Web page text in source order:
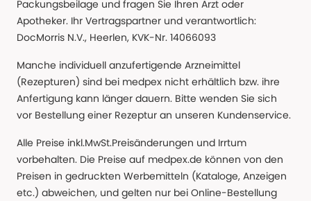
Packungsbeilage und fragen Sie Ihren Arzt oder
Apotheker. Ihr Vertragspartner und verantwortlich:
DocMorris N.V., Heerlen, KVK-Nr. 14066093
Manche individuell anzufertigende Arzneimittel
(Rezepturen) sind bei medpex nicht erhältlich bzw. ihre
Anfertigung kann länger dauern. Bitte wenden Sie sich
vor Bestellung einer Rezeptur an unseren Kundenservice.
Alle Preise inkl.MwSt.Preisänderungen und Irrtum
vorbehalten. Die Preise auf medpex.de können von den
Preisen in gedruckten Werbemitteln (Kataloge, Anzeigen
etc.) abweichen, und gelten nur bei Online-Bestellung